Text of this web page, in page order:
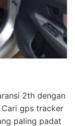
2th dengan
gps tracker
paling padat